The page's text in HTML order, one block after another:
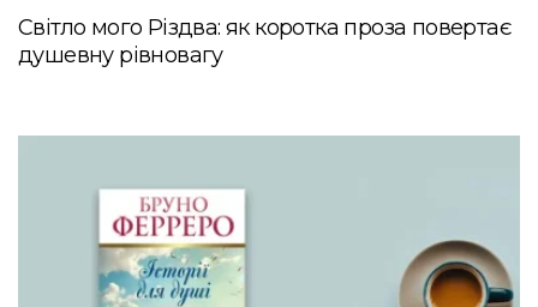
Світло мого Різдва: як коротка проза повертає
душевну рівновагу